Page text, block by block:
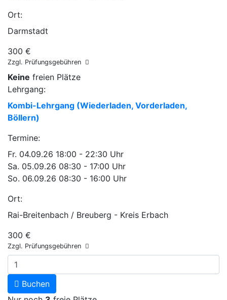
Ort:
Darmstadt
300 €
Zzgl. Prüfungsgebühren
Keine freien Plätze
Lehrgang:
Kombi-Lehrgang (Wiederladen, Vorderladen,
Böllern)
Termine:
Fr. 04.09.26 18:00 - 22:30 Uhr
Sa. 05.09.26 08:30 - 17:00 Uhr
So. 06.09.26 08:30 - 16:00 Uhr
Ort:
Rai-Breitenbach / Breuberg - Kreis Erbach
300 €
Zzgl. Prüfungsgebühren
Buchen